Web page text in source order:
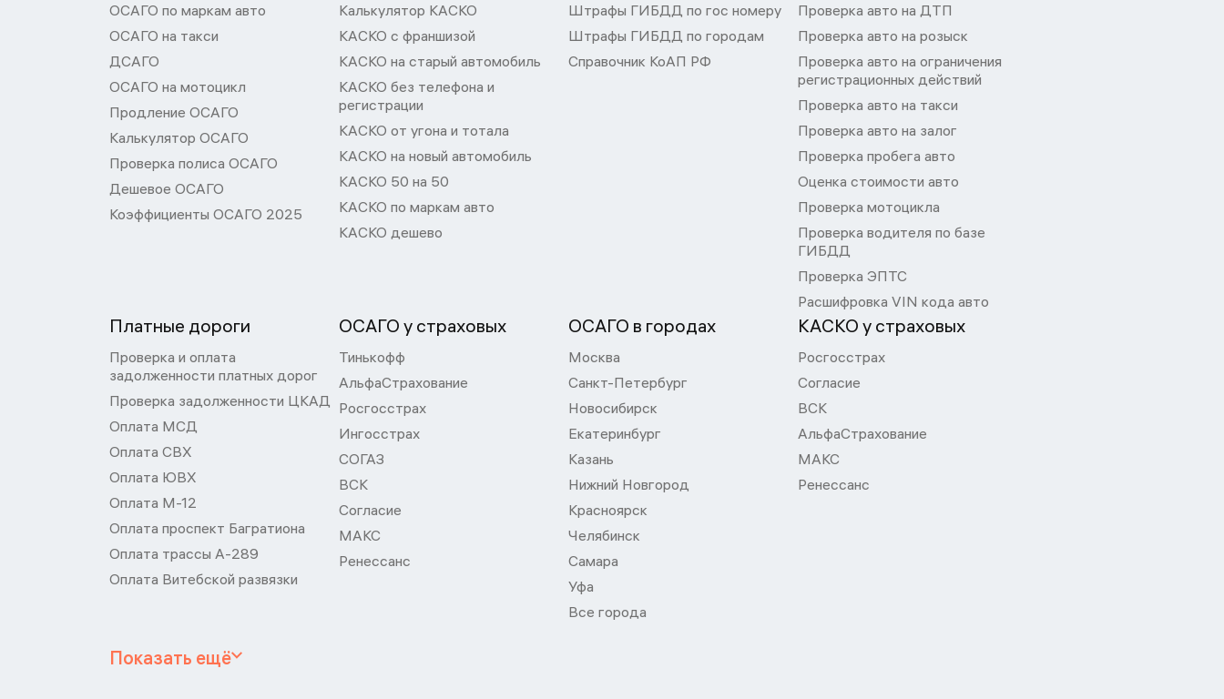
ОСАГО по маркам авто
ОСАГО на такси
ДСАГО
ОСАГО на мотоцикл
Продление ОСАГО
Калькулятор ОСАГО
Проверка полиса ОСАГО
Дешевое ОСАГО
Коэффициенты ОСАГО 2025
Калькулятор КАСКО
КАСКО с франшизой
КАСКО на старый автомобиль
КАСКО без телефона и
регистрации
КАСКО от угона и тотала
КАСКО на новый автомобиль
КАСКО 50 на 50
КАСКО по маркам авто
КАСКО дешево
Штрафы ГИБДД по гос номеру
Штрафы ГИБДД по городам
Справочник КоАП РФ
Проверка авто на ДТП
Проверка авто на розыск
Проверка авто на ограничения
регистрационных действий
Проверка авто на такси
Проверка авто на залог
Проверка пробега авто
Оценка стоимости авто
Проверка мотоцикла
Проверка водителя по базе
ГИБДД
Проверка ЭПТС
Расшифровка VIN кода авто
Платные дороги
Проверка и оплата
задолженности платных дорог
Проверка задолженности ЦКАД
Оплата МСД
Оплата СВХ
Оплата ЮВХ
Оплата М-12
Оплата проспект Багратиона
Оплата трассы А-289
Оплата Витебской развязки
ОСАГО у страховых
Тинькофф
АльфаСтрахование
Росгосстрах
Ингосстрах
СОГАЗ
ВСК
Согласие
МАКС
Ренессанс
ОСАГО в городах
Москва
Санкт-Петербург
Новосибирск
Екатеринбург
Казань
Нижний Новгород
Красноярск
Челябинск
Самара
Уфа
Все города
КАСКО у страховых
Росгосстрах
Согласие
ВСК
АльфаСтрахование
МАКС
Ренессанс
Показать ещё